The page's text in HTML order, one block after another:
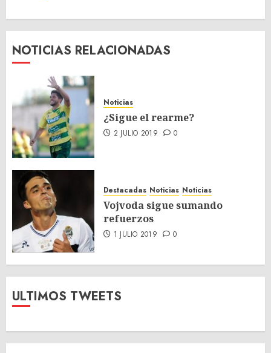
NOTICIAS RELACIONADAS
Noticias
¿Sigue el rearme?
2 JULIO 2019 0
Destacadas Noticias Noticias
Vojvoda sigue sumando
refuerzos
1 JULIO 2019 0
ULTIMOS TWEETS